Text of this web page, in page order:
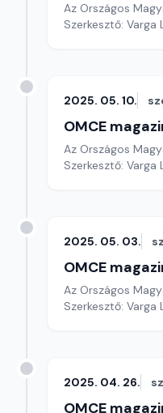
Az Országos
Szerkesztő: Varga
2025. 05. 10.
OMCE
Az Országos
Szerkesztő: Varga
2025. 05. 03.
OMCE
Az Országos
Szerkesztő: Varga
2025. 04. 26.
OMCE